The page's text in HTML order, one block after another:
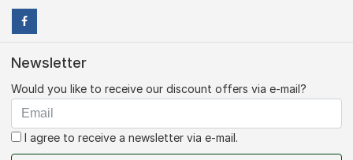
Newsletter
Would you like to receive our discount offers via e-mail?
I agree to receive a newsletter via e-mail.